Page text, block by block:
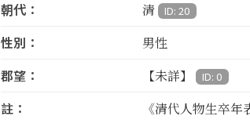
朝代：
清 ID: 20
性別： 男性
郡望： 【未詳】 ID: 0
註： 《清代人物生卒年